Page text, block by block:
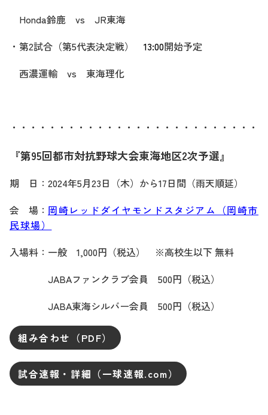
Honda鈴鹿 vs JR東海
・第2試合（第5代表決定戦） 13:00開始予定
西濃運輸 vs 東海理化
・・・・・・・・・・・・・・・・・・・・・・・・・・
『第95回都市対抗野球大会東海地区2次予選』
期 日：2024年5月23日（木）から17日間（雨天順延）
会 場： 岡崎レッドダイヤモンドスタジアム（岡崎市
民球場）
入場料：一般 1,000円（税込） ※高校生以下 無料
JABAファンクラブ会員 500円（税込）
JABA東海シルバー会員 500円（税込）
組み合わせ（PDF）
試合速報・詳細（一球速報.com）